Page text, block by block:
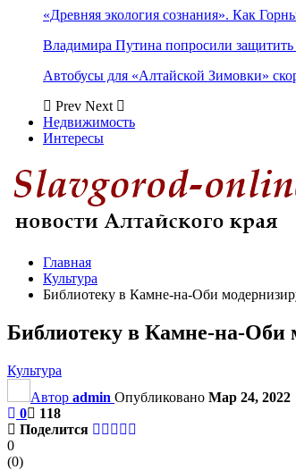
«Древняя экология сознания». Как
Владимира Путина попросили защитить
Автобусы для «Алтайской Зимовки»
Prev Next
Недвижимость
Интересы
Главная
Культура
Библиотеку в Камне-на-Оби
Библиотеку в Камне-на-Оби
Культура
Автор admin Опубликовано Мар 24, 2022
0
118
Поделится
0
(0)